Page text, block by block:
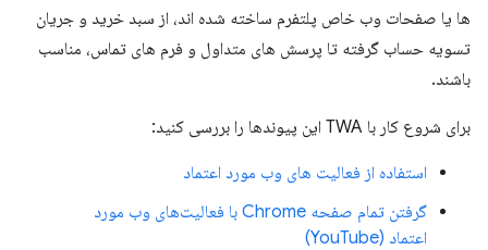
ها یا صفحات وب خاص پلتفرم ساخته شده اند، از سبد خرید و جریان
تسویه حساب گرفته تا پرسش های متداول و فرم های تماس، مناسب
باشند.
برای شروع کار با TWA این پیوندها را بررسی کنید:
استفاده از فعالیت های وب مورد اعتماد
گرفتن تمام صفحه Chrome با فعالیت‌های وب مورد
اعتماد (YouTube)